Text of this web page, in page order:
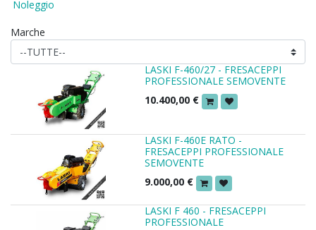
Noleggio
Marche
LASKI F-460/27 - FRESACEPPI
PROFESSIONALE SEMOVENTE
10.400,00 €
LASKI F-460E RATO -
FRESACEPPI PROFESSIONALE
SEMOVENTE
9.000,00 €
LASKI F 460 - FRESACEPPI
PROFESSIONALE